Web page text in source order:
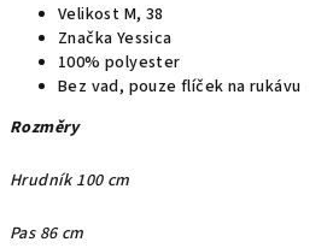
Velikost M, 38
Značka Yessica
100% polyester
Bez vad, pouze flíček na rukávu
Rozměry
Hrudník 100 cm
Pas 86 cm